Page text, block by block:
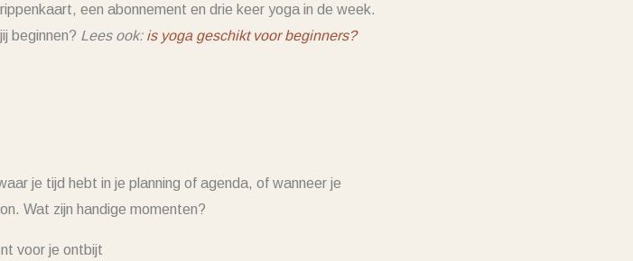
een abonnement en drie keer yoga in de week.
beginnen? Lees ook: is yoga geschikt voor beginners?
je tijd hebt in je planning of agenda, of wanneer je
Wat zijn handige momenten?
voor je ontbijt